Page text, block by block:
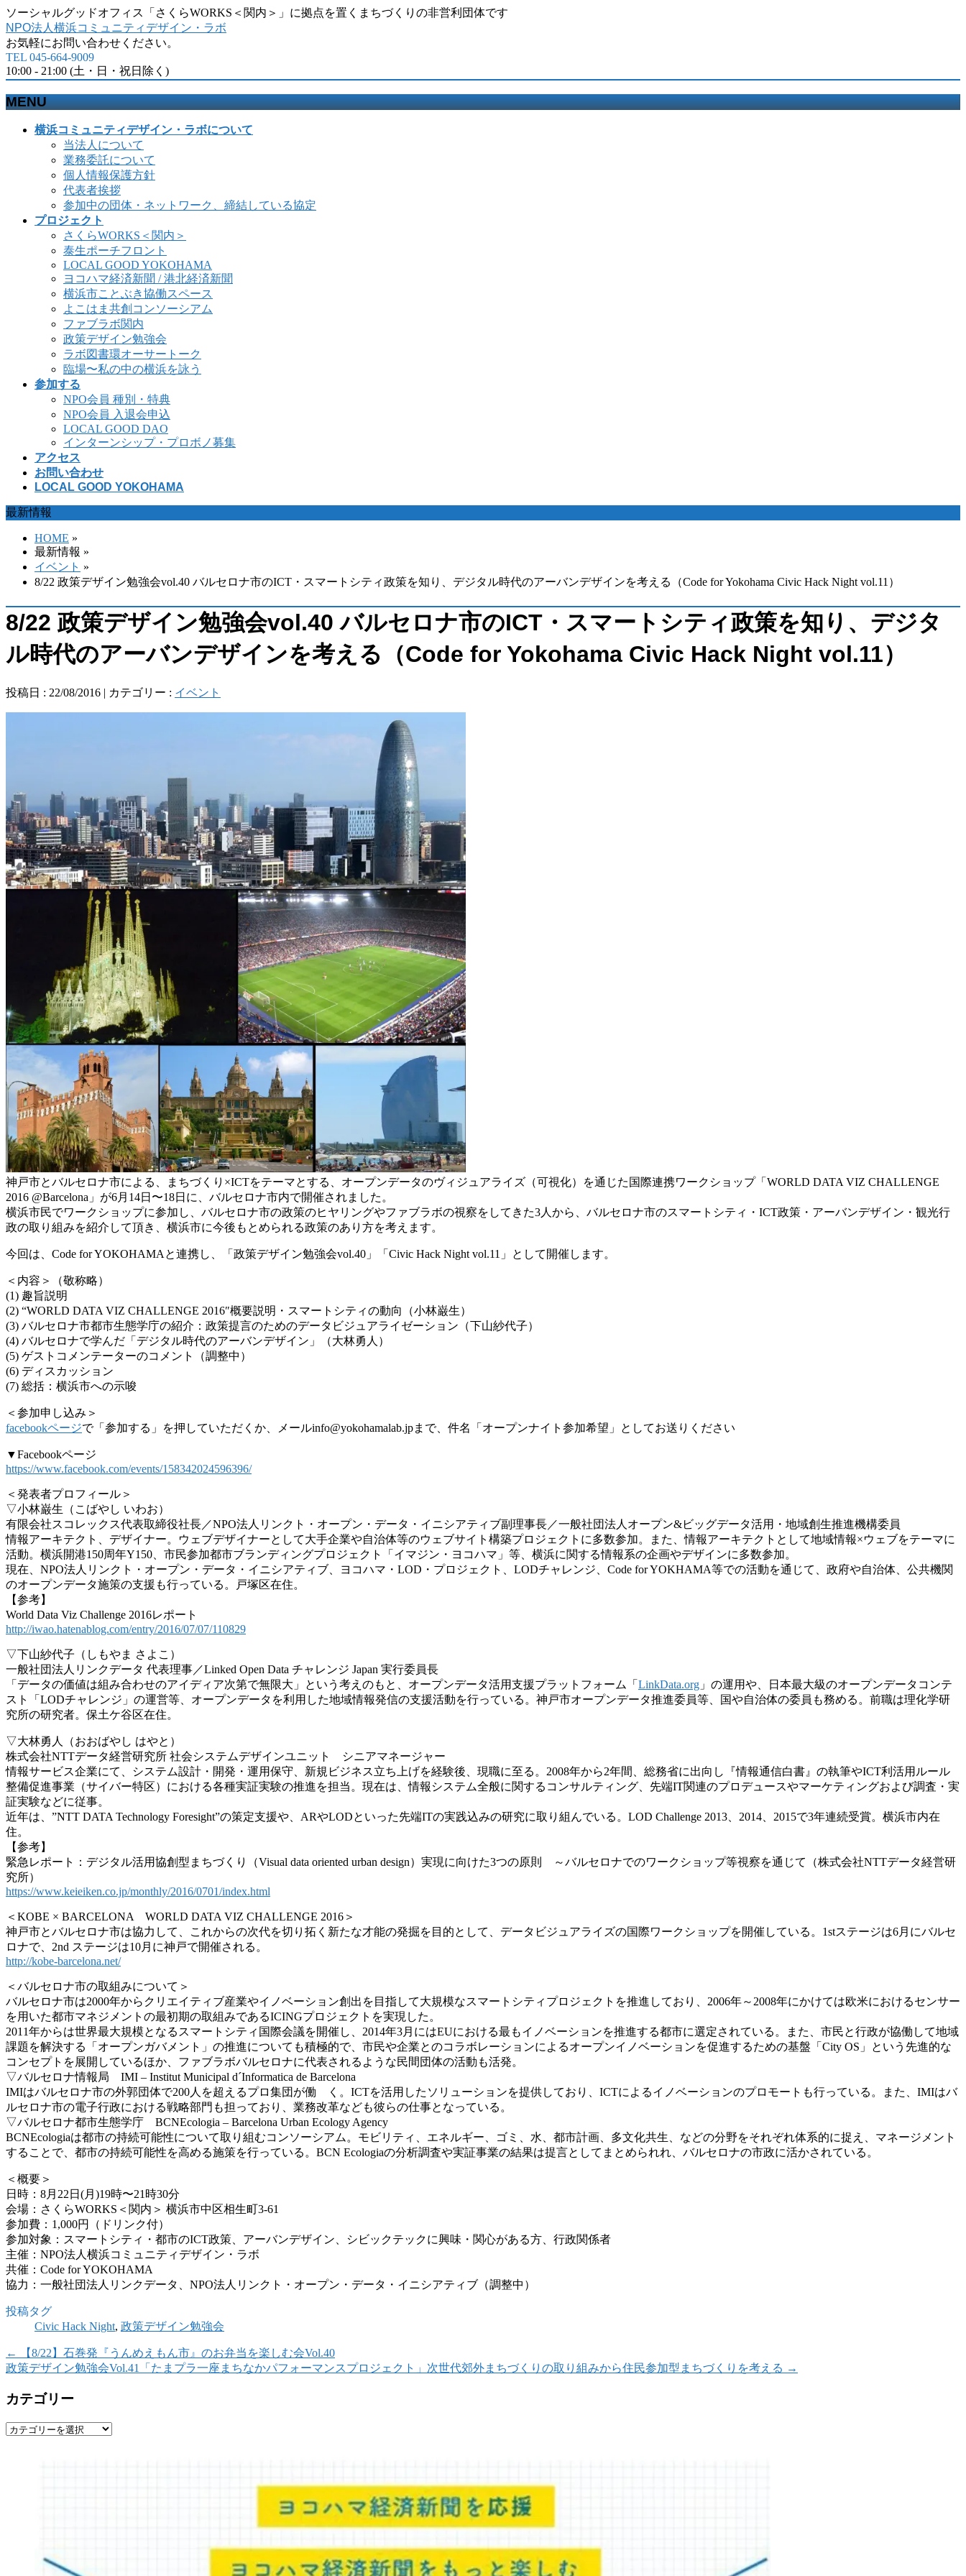
ソーシャルグッドオフィス「さくらWORKS＜関内＞」に拠点を置くまちづくりの非営利団体です
NPO法人横浜コミュニティデザイン・ラボ
お気軽にお問い合わせください。
TEL 045-664-9009
10:00 - 21:00 (土・日・祝日除く)
MENU
横浜コミュニティデザイン・ラボについて
当法人について
業務委託について
個人情報保護方針
代表者挨拶
参加中の団体・ネットワーク、締結している協定
プロジェクト
さくらWORKS＜関内＞
泰生ポーチフロント
LOCAL GOOD YOKOHAMA
ヨコハマ経済新聞 / 港北経済新聞
横浜市ことぶき協働スペース
よこはま共創コンソーシアム
ファブラボ関内
政策デザイン勉強会
ラボ図書環オーサートーク
臨場〜私の中の横浜を詠う
参加する
NPO会員 種別・特典
NPO会員 入退会申込
LOCAL GOOD DAO
インターンシップ・プロボノ募集
アクセス
お問い合わせ
LOCAL GOOD YOKOHAMA
最新情報
HOME »
最新情報 »
イベント »
8/22 政策デザイン勉強会vol.40 バルセロナ市のICT・スマートシティ政策を知り、デジタル時代のアーバンデザインを考える（Code for Yokohama Civic Hack Night vol.11）
8/22 政策デザイン勉強会vol.40 バルセロナ市のICT・スマートシティ政策を知り、デジタ
ル時代のアーバンデザインを考える（Code for Yokohama Civic Hack Night vol.11）
投稿日 : 22/08/2016 | カテゴリー : イベント
神戸市とバルセロナ市による、まちづくり×ICTをテーマとする、オープンデータのヴィジュアライズ（可視化）を通じた国際連携ワークショップ「WORLD DATA VIZ CHALLENGE
2016 @Barcelona」が6月14日〜18日に、バルセ ロナ市内で開催されました。
横浜市民でワークショップに参加し、バルセロナ市の政策のヒヤリングやファブラボの視察をしてきた3人から、 バルセロナ市のスマートシティ・ICT政策・アーバンデザイン・観光行
政の取り組みを紹介して頂き、横浜市に今後もとめられる政策のあり方を考えます。
今回は、Code for YOKOHAMAと連携し、「政策デザイン勉強会vol.40」「Civic Hack Night vol.11」として開催します。
＜内容＞（敬称略）
(1) 趣旨説明
(2) “WORLD DATA VIZ CHALLENGE 2016″概要説明・スマートシティの動向（小林巌生）
(3) バルセロナ市都市生態学庁の紹介：政策提言のためのデータビジュアライゼーション（下山紗代子）
(4) バルセロナで学んだ「デジタル時代のアーバンデザイン」
（大林勇人）
(5) ゲストコメンテーターのコメント（調整中）
(6) ディスカッション
(7) 総括：横浜市への示唆
＜参加申し込み＞
facebookページで「参加する」を押していただくか、メールinfo@yokohamalab.jpまで、件名「オープンナイト参加希望」としてお送 りください
▼Facebookページ
https://www.facebook.com/events/158342024596396/
＜発表者プロフィール＞
▽小林巌生（こばやし いわお）
有限会社スコレックス代表取締役社長／NPO法人リンクト・オープン・データ・イニシアティブ副理事長／一般社団法人オープン&ビッグデータ活用・地域創生推進機構委員
情報アーキテクト、デザイナー。ウェブデザイナーとして大手企業や自治体等のウェブサイト構築プロジェクトに多数参加。また、情報アーキテクトとして地域情報×ウェ ブをテーマに
活動。横浜開港150周年Y150、市民参加都市ブランディングプロジェクト「イマジン・ヨコハマ 」等、横浜に関する情報系の企画やデザインに多数参加。
現在、NPO法人リンクト・オープン・データ・イニシアティブ、ヨコハマ・LOD・プロジェクト、LODチャ レンジ、Code for YOKHAMA等での活動を通じて、政府や自治体、公共機関
のオープンデータ施策の支援も行っている。戸塚区在住。
【参考】
World Data Viz Challenge 2016レポート
http://iwao.hatenablog.com/entry/2016/07/07/110829
▽下山紗代子（しもやま さよこ）
一般社団法人リンクデータ 代表理事／Linked Open Data チャレンジ Japan 実行委員長
「データの価値は組み合わせのアイディア次第で無限大」
という考えのもと、オープンデータ活用支援プラットフォーム「 LinkData.org 」の運用や、日本最大級のオープンデータコンテ
スト「LODチャレンジ」の運営等、オープンデータを利用した地域情報発信の支援活動を行っている。神戸市オープンデータ推進委員等、国や自治体の委員も務める。前職は理化学研
究所の研究者。保土ケ谷区在住。
▽大林勇人（おおばやし はやと）
株式会社NTTデータ経営研究所 社会システムデザインユニット シニアマネージャー
情報サービス企業にて、システム設計・開発・運用保守 、新規ビジネス立ち上げを経験後、現職に至る。2008年から2年間、総務省に出向し『情報通信白書』の執筆やICT利活用ルール
整備促進事業（サイバー特区）における各種実証実験の推進を担当。現在は、情報システム全般に関するコンサルティング、先端IT関連のプロデュースやマーケティングおよび調査・実
証実験などに従事。
近年は、”NTT DATA Technology Foresight”の策定支援や、ARやLODといった先端ITの実践込みの研究に取り組んでいる。LOD Challenge 2013、2014、2015で3年連続受賞。横浜市内在
住。
【参考】
緊急レポート：デジタル活用協創型まちづくり（Visual data oriented urban design）実現に向けた3つの原則 ～バルセロナでのワークショップ等視察を通じて（株式会社NTTデータ経営研
究所）
https://www.keieiken.co.jp/monthly/2016/0701/index.html
＜KOBE × BARCELONA WORLD DATA VIZ CHALLENGE 2016＞
神戸市とバルセロナ市は協力して、これからの次代を切り 拓く新たな才能の発掘を目的として、データビジュアライ ズの国際ワークショップを開催している。1stステージは6月にバルセ
ロナで、2nd ステージは10月に神戸で開催される。
http://kobe-barcelona.net/
＜バルセロナ市の取組みについて＞
バルセロナ市は2000年からクリエイティブ産業やイ ノベーション創出を目指して大規模なスマートシティプロ ジェクトを推進しており、2006年～2008年にかけては欧米におけるセンサー
を用いた都市マネジメントの最初期の取組みであるICINGプロジェクトを実現した。
2011年からは世界最大規模となるスマートシティ国際会議を開催し、2014年3月にはEUにおける最もイ ノベーションを推進する都市に選定されている。また、市民と行政が協働して地域
課題を解決する「オープンガバメ ント」の推進についても積極的で、市民や企業とのコラボレーションによるオープンイノベーションを促進するための基盤「City OS」という先進的な
コンセプトを展開しているほか、フ ァブラボバルセロナに代表されるような民間団体の活動も活発。
▽バルセロナ情報局 IMI – Institut Municipal d´Informatica de Barcelona
IMIはバルセロナ市の外郭団体で200人を超えるプロ集団が働 く。ICTを活用したソリューションを提供しており、ICTによるイノベーションのプロモートも行っている。また、IMIはバ
ルセロナ市の電子行政における戦略部門も担っており、業務改革なども彼らの仕事となっている。
▽バルセロナ都市生態学庁 BCNEcologia – Barcelona Urban Ecology Agency
BCNEcologiaは都市の持続可能性について取 り組むコンソーシアム。モビリティ、エネルギー、ゴミ、 水、都市計画、多文化共生、などの分野をそれぞれ体系的に捉え、マネージメント
することで、都市の持続可能性を高める施策を行っている。BCN Ecologiaの分析調査や実証事業の結果は提言としてまとめられれ、バルセロナの市政に活かされている。
＜概要＞
日時：8月22日(月)19時〜21時30分
会場：さくらWORKS＜関内＞ 横浜市中区相生町3-61
参加費：1,000円（ドリンク付）
参加対象：スマートシティ・都市のICT政策、アーバンデザイン、シビックテックに興味・関心がある方、行政関係者
主催：NPO法人横浜コミュニティデザイン・ラボ
共催：Code for YOKOHAMA
協力：一般社団法人リンクデータ、NPO法人リンクト・ オープン・データ・イニシアティブ（調整中）
投稿タグ
Civic Hack Night, 政策デザイン勉強会
←
【8/22】石巻発『うんめえもん市』のお弁当を楽しむ会Vol.40
政策デザイン勉強会Vol.41「たまプラ一座まちなかパフォーマンスプロジェクト」次世代郊外まちづくりの取り組みから住民参加型まちづくりを考える →
カテゴリー
カ